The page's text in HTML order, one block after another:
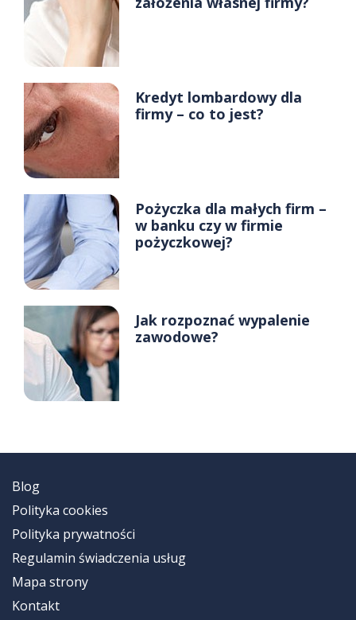
Kredyt lombardowy dla
firmy – co to jest?
Pożyczka dla małych firm –
w banku czy w firmie
pożyczkowej?
Jak rozpoznać wypalenie
zawodowe?
Blog
Polityka cookies
Polityka prywatności
Regulamin świadczenia usług
Mapa strony
Kontakt